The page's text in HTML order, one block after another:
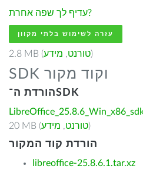
עדיף לך שפה אחרת?
עזרה לשימוש בלתי מקוון
2.8 MB ( טורנט, מידע )
SDK וקוד מקור
הורדת ה־SDK
20 MB (
טורנט, מידע )
הורדת קוד המקור
libreoffice-25.8.6.1.tar.xz